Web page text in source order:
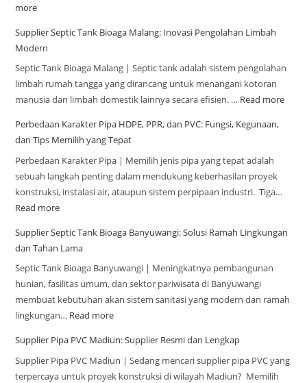
more
Supplier Septic Tank Bioaga Malang: Inovasi Pengolahan Limbah
Modern
Septic Tank Bioaga Malang | Septic tank adalah sistem pengolahan
limbah rumah tangga yang dirancang untuk menangani kotoran
manusia dan limbah domestik lainnya secara efisien. … Read more
Perbedaan Karakter Pipa HDPE, PPR, dan PVC: Fungsi, Kegunaan,
dan Tips Memilih yang Tepat
Perbedaan Karakter Pipa | Memilih jenis pipa yang tepat adalah
sebuah langkah penting dalam mendukung keberhasilan proyek
konstruksi, instalasi air, ataupun sistem perpipaan industri. Tiga…
Read more
Supplier Septic Tank Bioaga Banyuwangi: Solusi Ramah Lingkungan
dan Tahan Lama
Septic Tank Bioaga Banyuwangi | Meningkatnya pembangunan
hunian, fasilitas umum, dan sektor pariwisata di Banyuwangi
membuat kebutuhan akan sistem sanitasi yang modern dan ramah
lingkungan… Read more
Supplier Pipa PVC Madiun: Supplier Resmi dan Lengkap
Supplier Pipa PVC Madiun | Sedang mencari supplier pipa PVC yang
terpercaya untuk proyek konstruksi di wilayah Madiun? Memilih